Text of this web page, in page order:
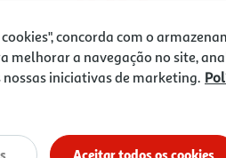
Notas de preparação
concorda com o
melhorar a navegação no site,
iniciativas de marketing.
Aceitar todos os cookies